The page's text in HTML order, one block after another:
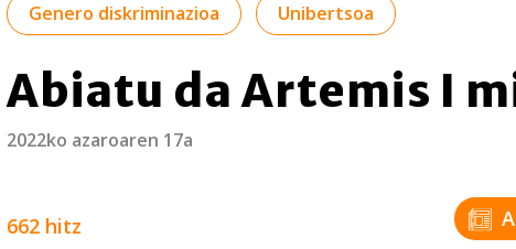
Genero diskriminazioa Unibertsoa
Abiatu da Artemis I
2022ko azaroaren 17a
662 hitz